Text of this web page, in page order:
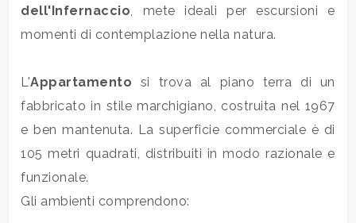
dell'Infernaccio, mete ideali per escursioni e
momenti di contemplazione nella natura.
L'Appartamento si trova al piano terra di un
fabbricato in stile marchigiano, costruita nel 1967
e ben mantenuta. La superficie commerciale è di
105 metri quadrati, distribuiti in modo razionale e
funzionale.
Gli ambienti comprendono:
Locali
minimi
Qualsiasi
1
2